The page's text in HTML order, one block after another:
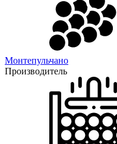
Монтепульчано
Производитель